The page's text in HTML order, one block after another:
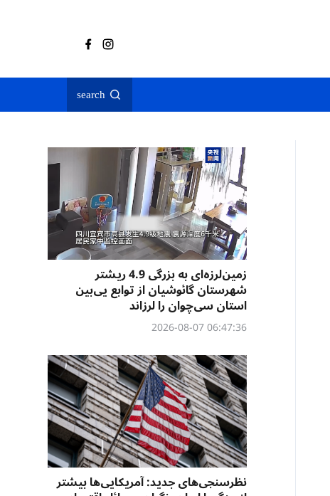
search
زمین‌لرزه‌ای به بزرگی 4.9 ریشتر
شهرستان گائوشیان از توابع یی‌بین
استان سی‌چوان را لرزاند
06:47:36 2026-08-07
نظرسنجی‌‌های جدید: آمریکایی‌ها بیشتر